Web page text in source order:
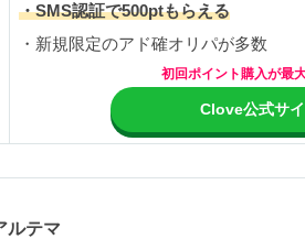
・SMS認証で500ptもらえる
・新規限定のアド確オリパが多数
初回ポイント購入が最
Clove公式サ
ルテマ